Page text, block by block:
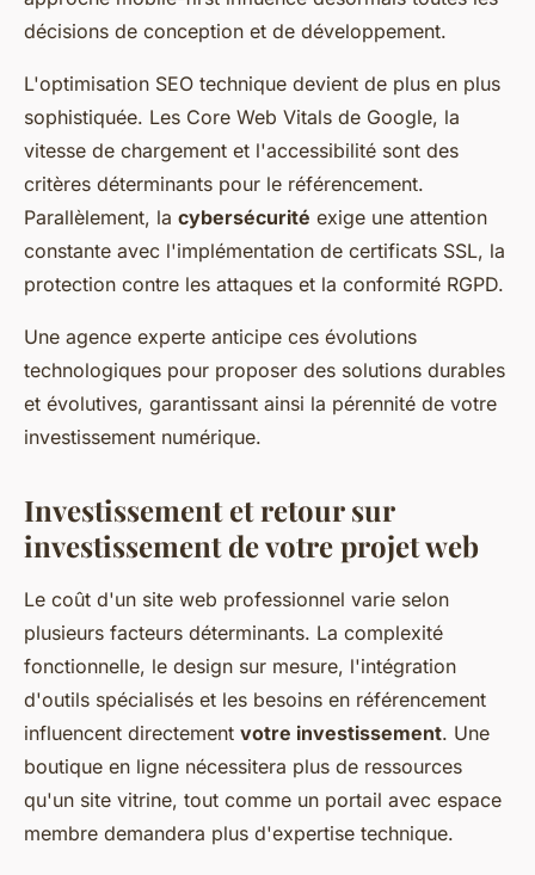
décisions de conception et de développement.
L'optimisation SEO technique devient de plus en plus
sophistiquée. Les Core Web Vitals de Google, la
vitesse de chargement et l'accessibilité sont des
critères déterminants pour le référencement.
Parallèlement, la cybersécurité exige une attention
constante avec l'implémentation de certificats SSL, la
protection contre les attaques et la conformité RGPD.
Une agence experte anticipe ces évolutions
technologiques pour proposer des solutions durables
et évolutives, garantissant ainsi la pérennité de votre
investissement numérique.
Investissement et retour sur
investissement de votre projet web
Le coût d'un site web professionnel varie selon
plusieurs facteurs déterminants. La complexité
fonctionnelle, le design sur mesure, l'intégration
d'outils spécialisés et les besoins en référencement
influencent directement votre investissement. Une
boutique en ligne nécessitera plus de ressources
qu'un site vitrine, tout comme un portail avec espace
membre demandera plus d'expertise technique.